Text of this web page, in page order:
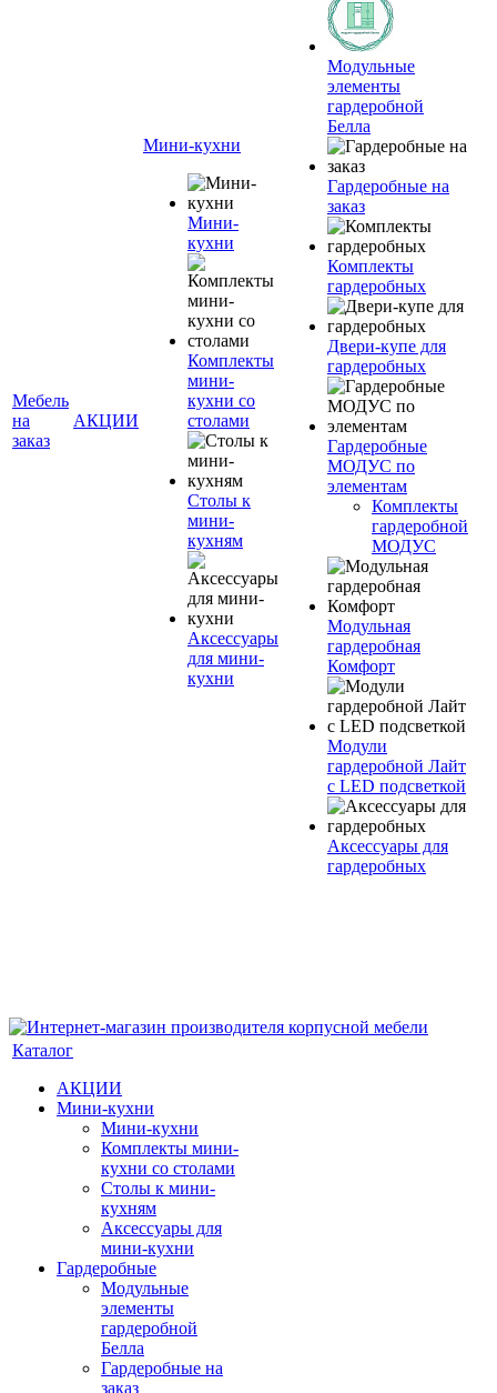
Мебель
на
заказ
АКЦИИ
Мини-кухни
Мини-
кухни
Комплекты
мини-
кухни со
столами
Столы к
мини-
кухням
Аксессуары
для мини-
кухни
Модульные
элементы
гардеробной
Белла
Гардеробные на
заказ
Комплекты
гардеробных
Двери-купе для
гардеробных
Гардеробные
МОДУС по
элементам
Комплекты
гардеробной
МОДУС
Модульная
гардеробная
Комфорт
Модули
гардеробной Лайт
с LED подсветкой
Аксессуары для
гардеробных
Каталог
АКЦИИ
Мини-кухни
Мини-кухни
Комплекты мини-
кухни со столами
Столы к мини-
кухням
Аксессуары для
мини-кухни
Гардеробные
Модульные
элементы
гардеробной
Белла
Гардеробные на
заказ